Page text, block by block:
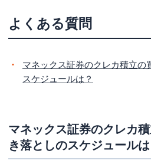
よくある質問
マネックス証券のクレカ積立の
スケジュールは？
マネックス証券のクレカ
き落としのスケジュールは